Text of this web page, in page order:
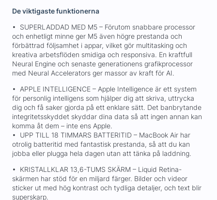
De viktigaste funktionerna
• SUPERLADDAD MED M5 – Förutom snabbare processor
och enhetligt minne ger M5 även högre prestanda och
förbättrad följsamhet i appar, vilket gör multitasking och
kreativa arbetsflöden smidiga och responsiva. En kraftfull
Neural Engine och senaste generationens grafikprocessor
med Neural Accelerators ger massor av kraft för AI.
• APPLE INTELLIGENCE – Apple Intelligence är ett system
för personlig intelligens som hjälper dig att skriva, uttrycka
dig och få saker gjorda på ett enklare sätt. Det banbrytande
integritetsskyddet skyddar dina data så att ingen annan kan
komma åt dem – inte ens Apple.
• UPP TILL 18 TIMMARS BATTERITID – MacBook Air har
otrolig batteritid med fantastisk prestanda, så att du kan
jobba eller plugga hela dagen utan att tänka på laddning.
• KRISTALLKLAR 13,6-TUMS SKÄRM – Liquid Retina-
skärmen har stöd för en miljard färger. Bilder och videor
sticker ut med hög kontrast och tydliga detaljer, och text blir
superskarp.